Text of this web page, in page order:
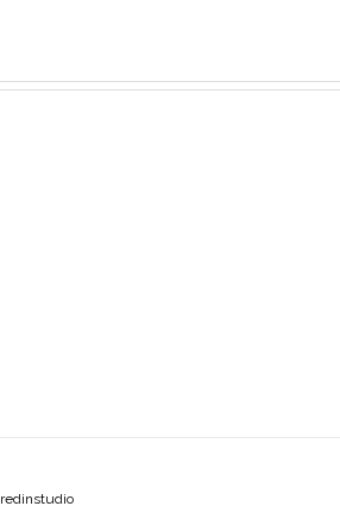
redinstudio